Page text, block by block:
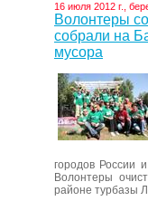
16 июля 2012 г.,
Волонтеры
собрали на
мусора
городов России
Волонтеры
районе турбазы